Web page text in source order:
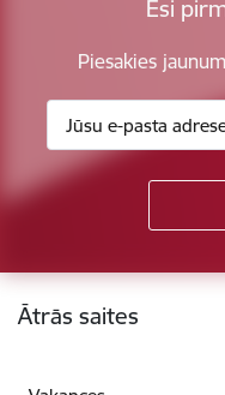
Esi
Piesakies
Kājene
Ātrās saites